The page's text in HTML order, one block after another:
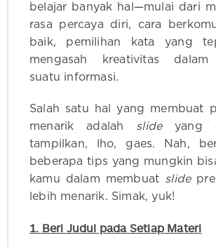
belajar banyak hal—mulai dari
rasa percaya diri, cara
baik, pemilihan kata yang
mengasah kreativitas dalam
suatu informasi.
Salah satu hal yang membuat
menarik adalah slideyang
tampilkan, lho, gaes. Nah,
beberapa tips yang mungkin
kamu dalam membuat slide
lebih menarik. Simak, yuk!
1. Beri Judul pada Setiap Materi